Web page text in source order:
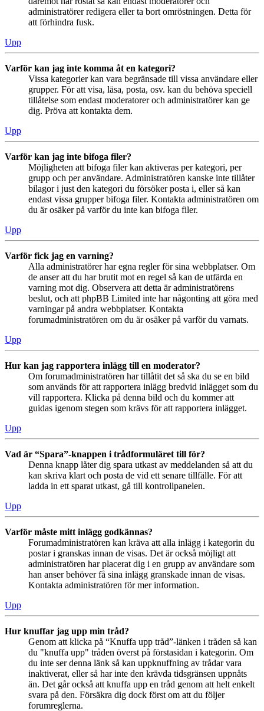
administratörer redigera eller ta bort omröstningen. Detta för
att förhindra fusk.
Upp
Varför kan jag inte komma åt en kategori?
Vissa kategorier kan vara begränsade till vissa användare eller
grupper. För att visa, läsa, posta, osv. kan du behöva speciell
tillåtelse som endast moderatorer och administratörer kan ge
dig. Pröva att kontakta dem.
Upp
Varför kan jag inte bifoga filer?
Möjligheten att bifoga filer kan aktiveras per kategori, per
grupp och per användare. Administratören kanske inte tillåter
bilagor i just den kategori du försöker posta i, eller så kan
endast vissa grupper bifoga filer. Kontakta administratören om
du är osäker på varför du inte kan bifoga filer.
Upp
Varför fick jag en varning?
Alla administratörer har egna regler för sina webbplatser. Om
de anser att du har brutit mot en regel så kan de utfärda en
varning mot dig. Observera att detta är administratörens
beslut, och att phpBB Limited inte har någonting att göra med
varningar på andra webbplatser. Kontakta
forumadministratören om du är osäker på varför du varnats.
Upp
Hur kan jag rapportera inlägg till en moderator?
Om forumadministratören har tillåtit det så ska du se en bild
som används för att rapportera inlägg bredvid inlägget som du
vill rapportera. Klicka på denna bild och du kommer att
guidas igenom stegen som krävs för att rapportera inlägget.
Upp
Vad är “Spara”-knappen i trådformuläret till för?
Denna knapp låter dig spara utkast av meddelanden så att du
kan skriva klart och posta de vid ett senare tillfälle. För att
ladda in ett sparat utkast, gå till kontrollpanelen.
Upp
Varför måste mitt inlägg godkännas?
Forumadministratören kan kräva att alla inlägg i kategorin du
postar i granskas innan de visas. Det är också möjligt att
administratören har placerat dig i en grupp av användare som
han anser behöver få sina inlägg granskade innan de visas.
Kontakta administratören för mer information.
Upp
Hur knuffar jag upp min tråd?
Genom att klicka på “Knuffa upp tråd”-länken i tråden så kan
du "knuffa upp" tråden överst på förstasidan i kategorin. Om
du inte ser denna länk så kan uppknuffning av trådar vara
inaktiverat, eller så har inte den krävda tidsgränsen uppnåts
än. Det går också att knuffa upp en tråd genom att helt enkelt
svara på den. Försäkra dig dock först om att du följer
forumreglerna.